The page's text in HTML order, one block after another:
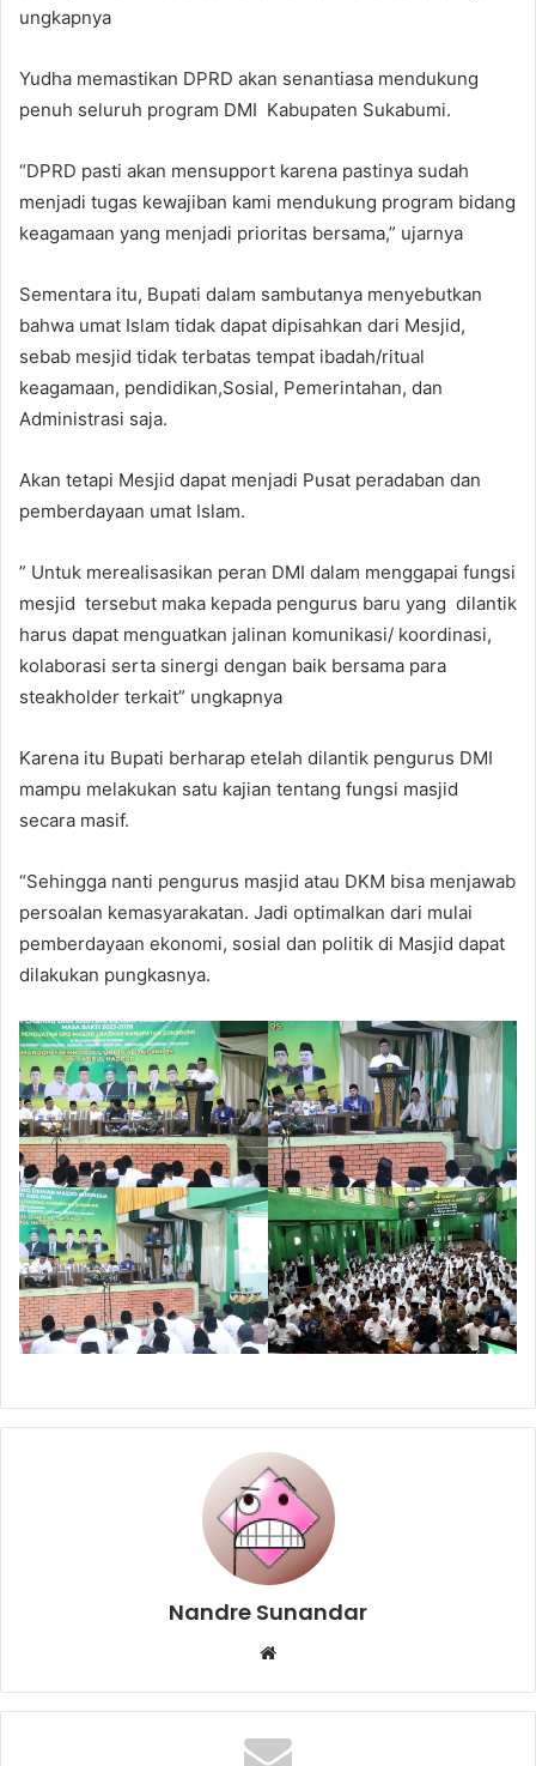
ungkapnya
Yudha memastikan DPRD akan senantiasa mendukung
penuh seluruh program DMI Kabupaten Sukabumi.
“DPRD pasti akan mensupport karena pastinya sudah
menjadi tugas kewajiban kami mendukung program bidang
keagamaan yang menjadi prioritas bersama,” ujarnya
Sementara itu, Bupati dalam sambutanya menyebutkan
bahwa umat Islam tidak dapat dipisahkan dari Mesjid,
sebab mesjid tidak terbatas tempat ibadah/ritual
keagamaan, pendidikan,Sosial, Pemerintahan, dan
Administrasi saja.
Akan tetapi Mesjid dapat menjadi Pusat peradaban dan
pemberdayaan umat Islam.
” Untuk merealisasikan peran DMI dalam menggapai fungsi
mesjid tersebut maka kepada pengurus baru yang dilantik
harus dapat menguatkan jalinan komunikasi/ koordinasi,
kolaborasi serta sinergi dengan baik bersama para
steakholder terkait” ungkapnya
Karena itu Bupati berharap etelah dilantik pengurus DMI
mampu melakukan satu kajian tentang fungsi masjid
secara masif.
“Sehingga nanti pengurus masjid atau DKM bisa menjawab
persoalan kemasyarakatan. Jadi optimalkan dari mulai
pemberdayaan ekonomi, sosial dan politik di Masjid dapat
dilakukan pungkasnya.
Nandre Sunandar
Website